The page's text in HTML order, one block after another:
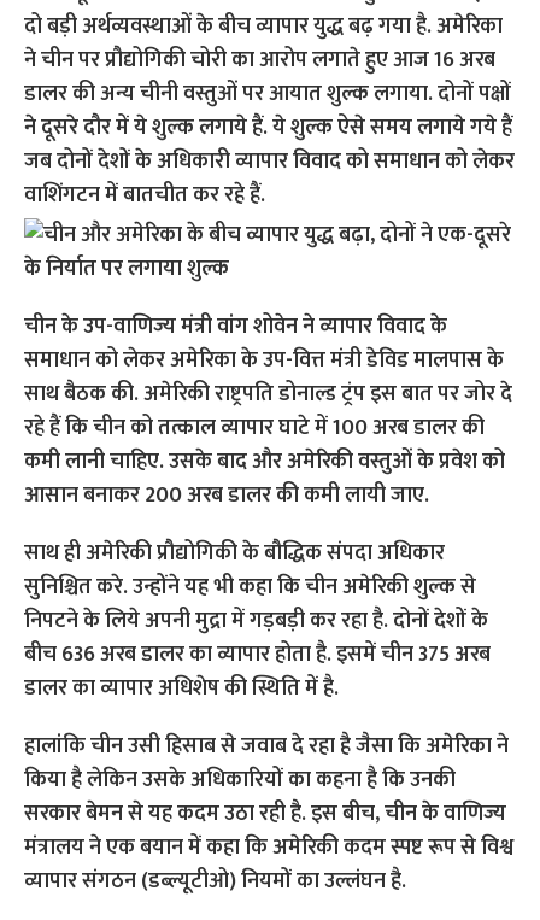
दो बड़ी अर्थव्यवस्थाओं के बीच व्यापार युद्ध बढ़ गया है. अमेरिका
ने चीन पर प्रौद्योगिकी चोरी का आरोप लगाते हुए आज 16 अरब
डालर की अन्य चीनी वस्तुओं पर आयात शुल्क लगाया. दोनों पक्षों
ने दूसरे दौर में ये शुल्क लगाये हैं. ये शुल्क ऐसे समय लगाये गये हैं
जब दोनों देशों के अधिकारी व्यापार विवाद को समाधान को लेकर
वाशिंगटन में बातचीत कर रहे हैं.
चीन के उप-वाणिज्य मंत्री वांग शोवेन ने व्यापार विवाद के
समाधान को लेकर अमेरिका के उप-वित्त मंत्री डेविड मालपास के
साथ बैठक की. अमेरिकी राष्ट्रपति डोनाल्ड ट्रंप इस बात पर जोर दे
रहे हैं कि चीन को तत्काल व्यापार घाटे में 100 अरब डालर की
कमी लानी चाहिए. उसके बाद और अमेरिकी वस्तुओं के प्रवेश को
आसान बनाकर 200 अरब डालर की कमी लायी जाए.
साथ ही अमेरिकी प्रौद्योगिकी के बौद्धिक संपदा अधिकार
सुनिश्चित करे. उन्होंने यह भी कहा कि चीन अमेरिकी शुल्क से
निपटने के लिये अपनी मुद्रा में गड़बड़ी कर रहा है. दोनों देशों के
बीच 636 अरब डालर का व्यापार होता है. इसमें चीन 375 अरब
डालर का व्यापार अधिशेष की स्थिति में है.
हालांकि चीन उसी हिसाब से जवाब दे रहा है जैसा कि अमेरिका ने
किया है लेकिन उसके अधिकारियों का कहना है कि उनकी
सरकार बेमन से यह कदम उठा रही है. इस बीच, चीन के वाणिज्य
मंत्रालय ने एक बयान में कहा कि अमेरिकी कदम स्पष्ट रूप से विश्व
व्यापार संगठन (डब्ल्यूटीओ) नियमों का उल्लंघन है.